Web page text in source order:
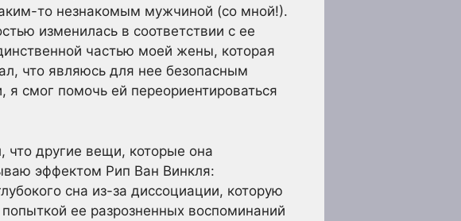
то незнакомым мужчиной (со мной!).
изменилась в соответствии с ее
частью моей жены, которая
что являюсь для нее безопасным
смог помочь ей переориентироваться
другие вещи, которые она
эффектом Рип Ван Винкля:
сна из-за диссоциации, которую
ее разрозненных воспоминаний